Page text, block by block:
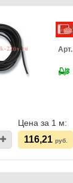
Арт.
Цена за 1 м:
116,21 руб.